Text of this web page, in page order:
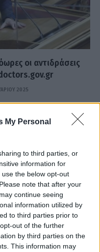
My Personal
to third parties, or
information for
the below opt-out
note that after your
continue seeing
information utilized by
to third parties prior to
out of the further
by third parties on the
This information may
οι αντιδράσεις
2025